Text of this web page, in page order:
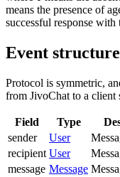
means the presence of
successful response with
Event structure
Protocol is symmetric,
from JivoChat to a client
Field Type
sender
User
recipient User
message Message